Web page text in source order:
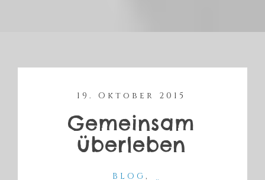
19. Oktober 2015
Gemeinsam
überleben
BLOG ,